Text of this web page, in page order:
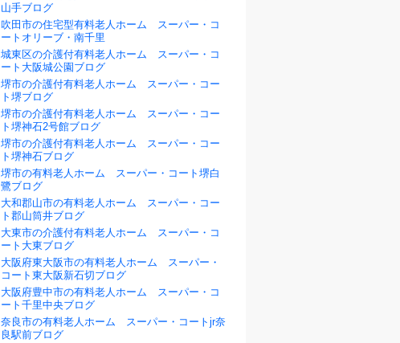
山手ブログ
吹田市の住宅型有料老人ホーム スーパー・コ
ートオリーブ・南千里
城東区の介護付有料老人ホーム スーパー・コ
ート大阪城公園ブログ
堺市の介護付有料老人ホーム スーパー・コー
ト堺ブログ
堺市の介護付有料老人ホーム スーパー・コー
ト堺神石2号館ブログ
堺市の介護付有料老人ホーム スーパー・コー
ト堺神石ブログ
堺市の有料老人ホーム スーパー・コート堺白
鷺ブログ
大和郡山市の有料老人ホーム スーパー・コー
ト郡山筒井ブログ
大東市の介護付有料老人ホーム スーパー・コ
ート大東ブログ
大阪府東大阪市の有料老人ホーム スーパー・
コート東大阪新石切ブログ
大阪府豊中市の有料老人ホーム スーパー・コ
ート千里中央ブログ
奈良市の有料老人ホーム スーパー・コートjr奈
良駅前ブログ